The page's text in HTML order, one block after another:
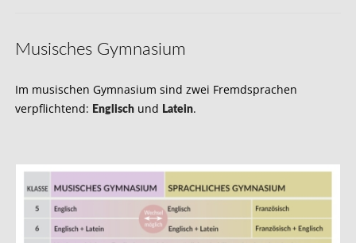
Musisches Gymnasium
Im musischen Gymnasium sind zwei Fremdsprachen
verpflichtend: Englischund Latein.